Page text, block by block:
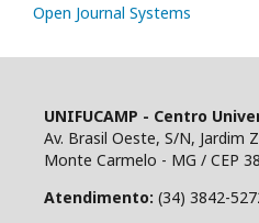
Open Journal Systems
UNIFUCAMP - Centro
Av. Brasil Oeste, S/N, Jardim
Monte Carmelo - MG / CEP
Atendimento: (34) 3842-